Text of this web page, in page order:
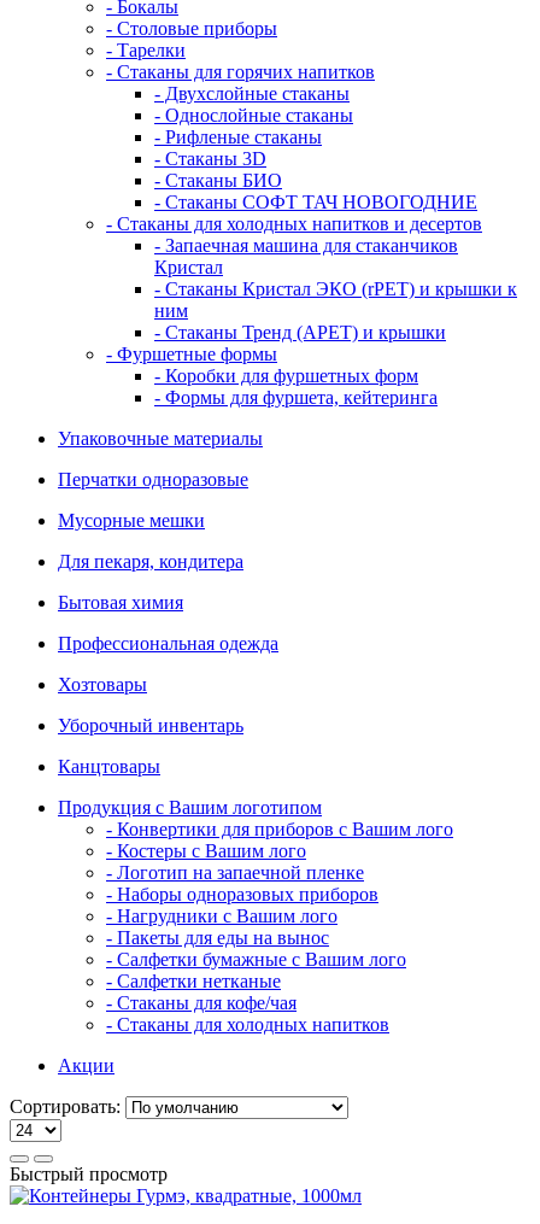
- Бокалы
- Столовые приборы
- Тарелки
- Стаканы для горячих напитков
- Двухслойные стаканы
- Однослойные стаканы
- Рифленые стаканы
- Стаканы 3D
- Стаканы БИО
- Стаканы СОФТ ТАЧ НОВОГОДНИЕ
- Стаканы для холодных напитков и десертов
- Запаечная машина для стаканчиков
Кристал
- Стаканы Кристал ЭКО (rPET) и крышки к
ним
- Стаканы Тренд (APET) и крышки
- Фуршетные формы
- Коробки для фуршетных форм
- Формы для фуршета, кейтеринга
Упаковочные материалы
Перчатки одноразовые
Мусорные мешки
Для пекаря, кондитера
Бытовая химия
Профессиональная одежда
Хозтовары
Уборочный инвентарь
Канцтовары
Продукция с Вашим логотипом
- Конвертики для приборов с Вашим лого
- Костеры с Вашим лого
- Логотип на запаечной пленке
- Наборы одноразовых приборов
- Нагрудники с Вашим лого
- Пакеты для еды на вынос
- Салфетки бумажные с Вашим лого
- Салфетки нетканые
- Стаканы для кофе/чая
- Стаканы для холодных напитков
Акции
Сортировать:
Быстрый просмотр